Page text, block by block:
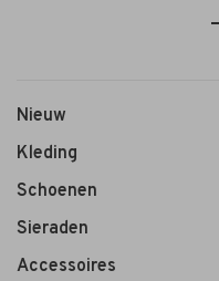
Nieuw
Kleding
Schoenen
Sieraden
Accessoires